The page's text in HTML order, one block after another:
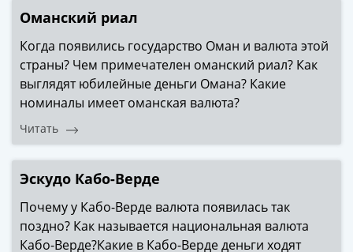
(1383-
1431)
США
Регулярные
выпуски
Доллары
Сакагавеи
(индианка)
Доллары
инновации
Президентские
Квотеры
Оманский риал
Когда появились государство Оман и валюта этой
страны? Чем примечателен оманский риал? Как
выглядят юбилейные деньги Омана? Какие
номиналы имеет оманская валюта?
Читать
Эскудо Кабо-Верде
Почему у Кабо-Верде валюта появилась так
поздно? Как называется национальная валюта
Кабо-Верде?Какие в Кабо-Верде деньги ходят